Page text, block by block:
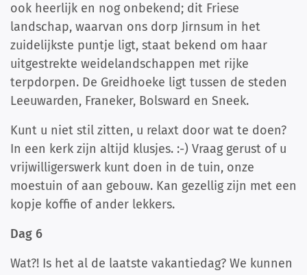
ook heerlijk en nog onbekend; dit Friese
landschap, waarvan ons dorp Jirnsum in het
zuidelijkste puntje ligt, staat bekend om haar
uitgestrekte weidelandschappen met rijke
terpdorpen. De Greidhoeke ligt tussen de steden
Leeuwarden, Franeker, Bolsward en Sneek.
Kunt u niet stil zitten, u relaxt door wat te doen?
In een kerk zijn altijd klusjes. :-) Vraag gerust of u
vrijwilligerswerk kunt doen in de tuin, onze
moestuin of aan gebouw. Kan gezellig zijn met een
kopje koffie of ander lekkers.
Dag 6
Wat?! Is het al de laatste vakantiedag? We kunnen